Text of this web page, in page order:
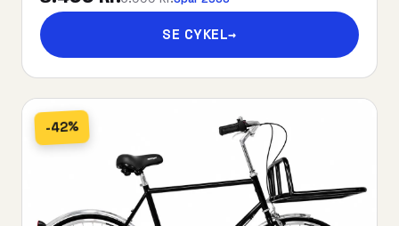
SE CYKEL→
-42%